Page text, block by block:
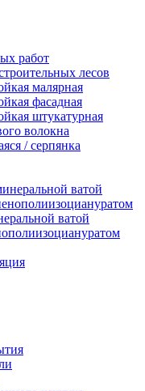
работ
лесов
малярная
фасадная
штукатурная
волокна
/ серпянка
ватой
ватой